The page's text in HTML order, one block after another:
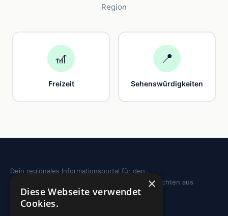
Region
🎢
Freizeit
📍
Sehenswürdigkeiten
Dein regionales Informationsportal für den .
Sehenswürdigkeiten, Ausflugstipps und Geschichten aus
deiner Region.
×
Diese Webseite verwendet
Cookies.